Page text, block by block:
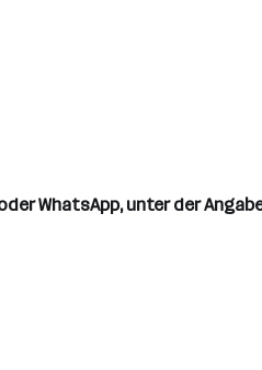
WhatsApp, unter der